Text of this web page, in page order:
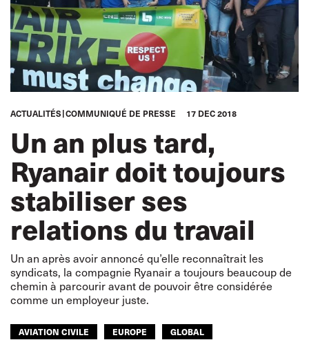
ACTUALITÉS COMMUNIQUÉ DE PRESSE 17 DEC 2018
Un an plus tard,
Ryanair doit toujours
stabiliser ses
relations du travail
Un an après avoir annoncé qu’elle reconnaîtrait les
syndicats, la compagnie Ryanair a toujours beaucoup de
chemin à parcourir avant de pouvoir être considérée
comme un employeur juste.
AVIATION CIVILE EUROPE GLOBAL